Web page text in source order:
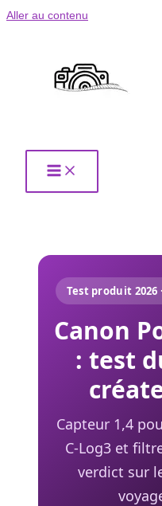
Aller au contenu
Test produit
Canon
: test
Capteur 1,4
C-Log3 et
verdict sur